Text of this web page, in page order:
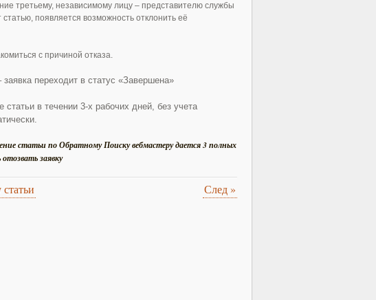
третьему, независимому лицу – представителю службы
появляется возможность отклонить её
с причиной отказа.
переходит в статус «Завершена»
в течении 3-х рабочих дней, без учета
статьи по Обратному Поиску вебмастеру дается 3 полных
заявку
След»